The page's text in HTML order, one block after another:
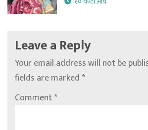
Leave a Reply
Your email address will not be
fields are marked*
Comment*